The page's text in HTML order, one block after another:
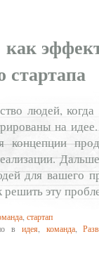
стартапа
людей, когда
на
концепции
для вашего
решить эту
стартап
в идея, команда,